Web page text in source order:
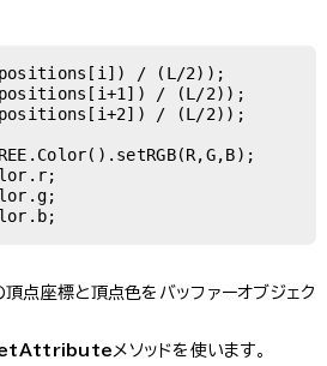
/ (L/2));
/ (L/2));
/ (L/2));
点座標と頂点色をバッファーオブジェク
メソッドを使います。